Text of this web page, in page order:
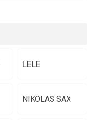
LELE
NIKOLAS SAX